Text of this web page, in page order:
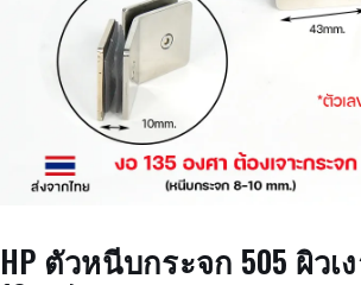
HP ตัวหนีบกระจก 505 ผิวเง